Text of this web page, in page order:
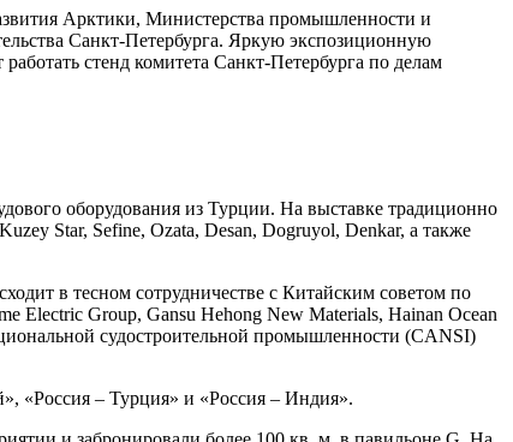
Арктики, Министерства промышленности и
Санкт-Петербурга. Яркую экспозиционную
стенд комитета Санкт-Петербурга по делам
оборудования из Турции. На выставке традиционно
Star, Sefine, Ozata, Desan, Dogruyol, Denkar, а также
в тесном сотрудничестве с Китайским советом по
Electric Group, Gansu Hehong New Materials, Hainan Ocean
судостроительной промышленности (CANSI)
«Россия – Турция» и «Россия – Индия».